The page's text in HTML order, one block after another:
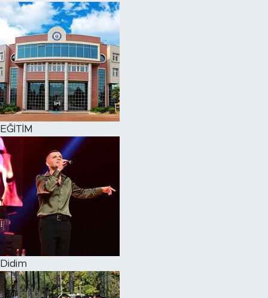
EĞİTİM
Didim